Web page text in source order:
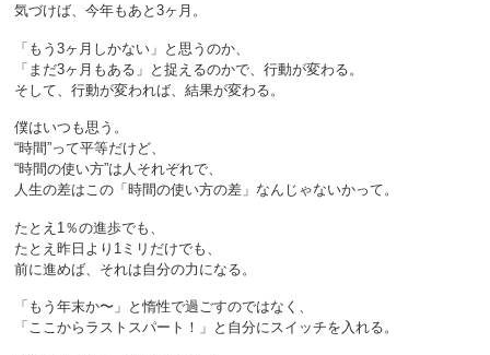
気づけば、今年もあと3ヶ月。
「もう3ヶ月しかない」と思うのか、
「まだ3ヶ月もある」と捉えるのかで、行動が変わる。
そして、行動が変われば、結果が変わる。
僕はいつも思う。
“時間”って平等だけど、
“時間の使い方”は人それぞれで、
人生の差はこの「時間の使い方の差」なんじゃないかって。
たとえ1％の進歩でも、
たとえ昨日より1ミリだけでも、
前に進めば、それは自分の力になる。
「もう年末か〜」と惰性で過ごすのではなく、
「ここからラストスパート！」と自分にスイッチを入れる。